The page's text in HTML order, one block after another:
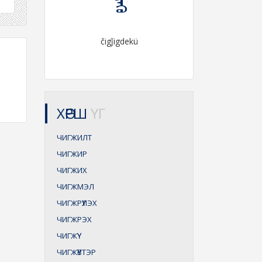
čigǰigdekü
ХӨРШ ҮГ
ЧИГЖИЛТ
ЧИГЖИР
ЧИГЖИХ
ЧИГЖМЭЛ
ЧИГЖРҮҮЛЭХ
ЧИГЖРЭХ
ЧИГЖҮҮ
ЧИГЖҮҮВТЭР